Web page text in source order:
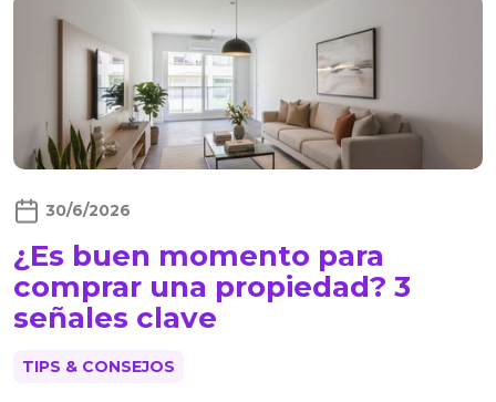
30/6/2026
¿Es buen momento para
comprar una propiedad? 3
señales clave
TIPS & CONSEJOS